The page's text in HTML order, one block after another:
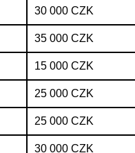
30 000 CZK
35 000 CZK
15 000 CZK
25 000 CZK
25 000 CZK
30 000 CZK